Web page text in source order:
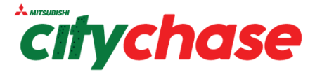
Skip
content